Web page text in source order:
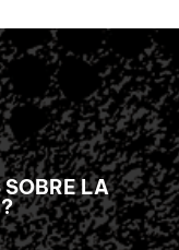
SOBRE LA